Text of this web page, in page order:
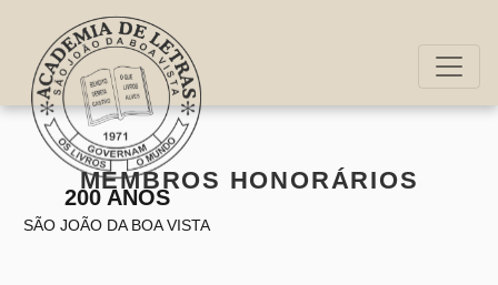
200 ANOS
SÃO JOÃO DA BOA VISTA
MEMBROS HONORÁRIOS